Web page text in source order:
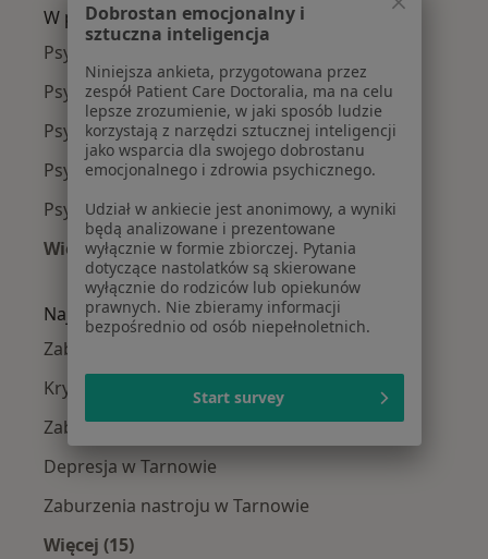
W pobliżu Tarnowa
Psycholodzy w Nowym Sączu
Psycholodzy w Dębicy
Psycholodzy w Bochni
Psycholodzy w Brzesku
Psycholodzy w
Więcej (11)
Więcej w kategorii: W pobliżu Tarnowa
Najczęście leczone choroby
Zaburzenia lękowe w Tarnowie
Kryzys emocjonalny w Tarnowie
Zaburzenia emocjonalne w Tarnowie
Depresja w Tarnowie
Zaburzenia nastroju w Tarnowie
Więcej (15)
Dobrostan emocjonalny i
sztuczna inteligencja
Niniejsza ankieta, przygotowana przez
zespół Patient Care Doctoralia, ma na celu
lepsze zrozumienie, w jaki sposób ludzie
korzystają z narzędzi sztucznej inteligencji
jako wsparcia dla swojego dobrostanu
emocjonalnego i zdrowia psychicznego.
Udział w ankiecie jest anonimowy, a wyniki
będą analizowane i prezentowane
wyłącznie w formie zbiorczej. Pytania
dotyczące nastolatków są skierowane
wyłącznie do rodziców lub opiekunów
prawnych. Nie zbieramy informacji
bezpośrednio od osób niepełnoletnich.
Start survey